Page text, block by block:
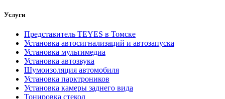
Услуги
Представитель TEYES в Томске
Установка автосигнализаций и автозапуска
Установка мультимедиа
Установка автозвука
Шумоизоляция автомобиля
Установка парктроников
Установка камеры заднего вида
Тонировка стекол